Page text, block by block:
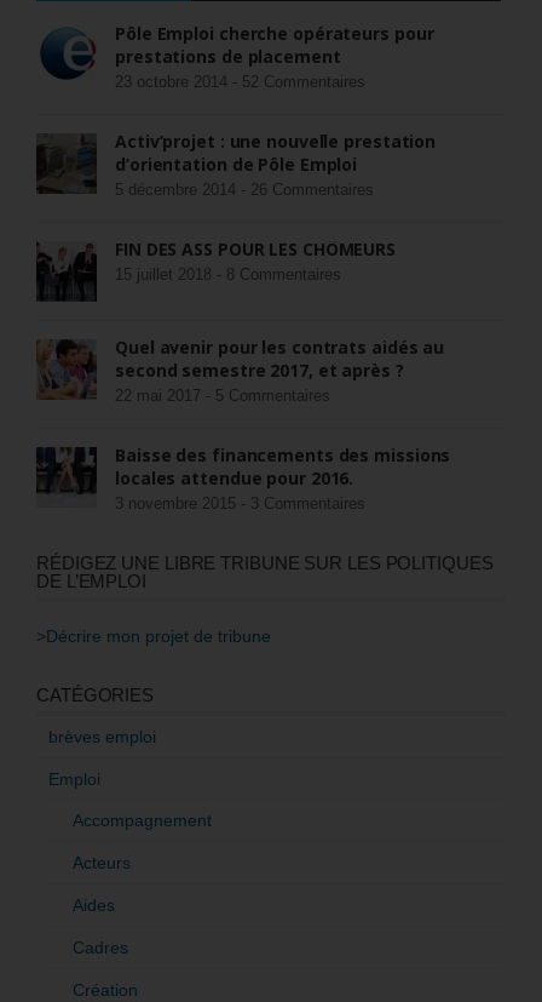
Pôle Emploi cherche opérateurs pour
prestations de placement
23 octobre 2014 - 52 Commentaires
Activ’projet : une nouvelle prestation
d’orientation de Pôle Emploi
5 décembre 2014 - 26 Commentaires
FIN DES ASS POUR LES CHÔMEURS
15 juillet 2018 - 8 Commentaires
Quel avenir pour les contrats aidés au
second semestre 2017, et après ?
22 mai 2017 - 5 Commentaires
Baisse des financements des missions
locales attendue pour 2016.
3 novembre 2015 - 3 Commentaires
RÉDIGEZ UNE LIBRE TRIBUNE SUR LES POLITIQUES
DE L’EMPLOI
>Décrire mon projet de tribune
CATÉGORIES
brèves emploi
Emploi
Accompagnement
Acteurs
Aides
Cadres
Création